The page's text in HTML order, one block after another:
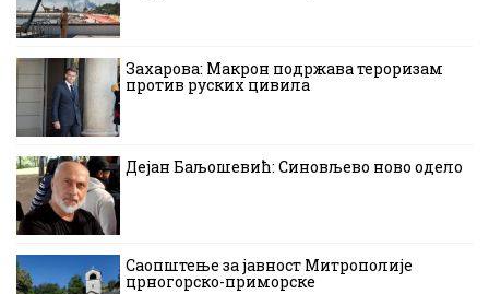
Захарова: Макрон подржава тероризам
против руских цивила
Дејан Баљошевић: Синовљево ново одело
Саопштење за јавност Митрополије
црногорско-приморске